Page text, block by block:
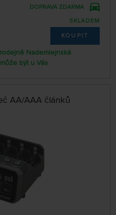
DOPRAVA ZDARMA
SKLADEM
KOUPIT
Nademlejnská
být u Vás
AA/AAA článků